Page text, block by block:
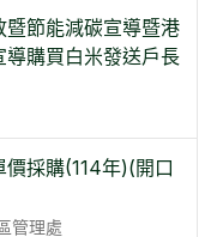
節能減碳宣導暨港
購買白米發送戶長
採購(114年)(開口
管理處